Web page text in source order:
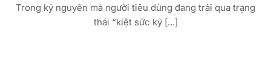
Trong kỷ nguyên mà người tiêu dùng đang trải qua trạng
thái “kiệt sức kỹ [...]